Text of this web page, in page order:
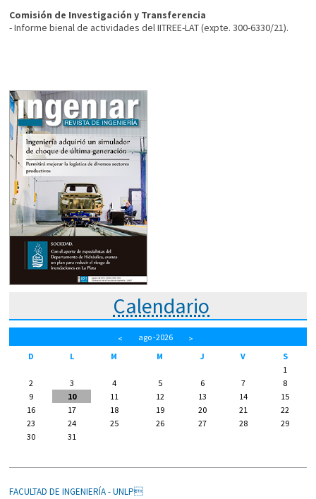
Comisión de Investigación y Transferencia
- Informe bienal de actividades del IITREE-LAT (expte. 300-6330/21).
Calendario
< ago-2026
>
D
L M M J V
S
1
2
3 4 5 6 7
8
9
10 11 12 13 14
15
16
17 18 19 20 21
22
23
24 25 26 27 28
29
30
31
FACULTAD DE INGENIERÍA - UNLP